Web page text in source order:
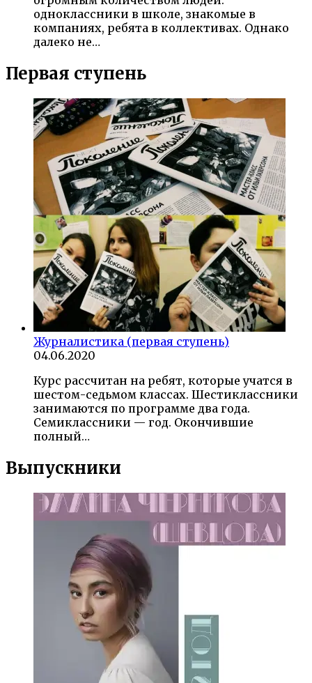
одноклассники в школе, знакомые в
компаниях, ребята в коллективах. Однако
далеко не…
Первая ступень
Журналистика (первая ступень)
04.06.2020
Курс рассчитан на ребят, которые учатся в
шестом-седьмом классах. Шестиклассники
занимаются по программе два года.
Семиклассники — год. Окончившие
полный…
Выпускники